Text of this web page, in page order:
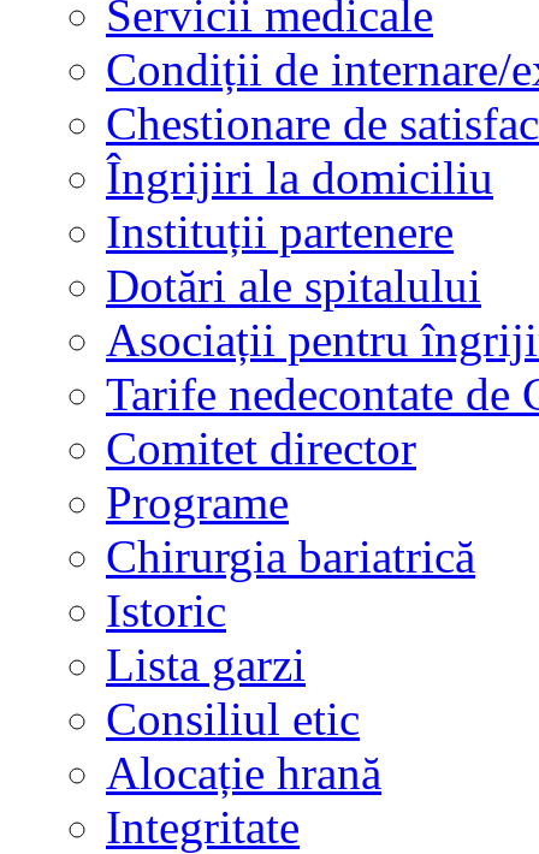
Servicii medicale
Condiții de internare/
Chestionare de
Îngrijiri la domiciliu
Instituții partenere
Dotări ale spitalului
Asociații pentru
Tarife nedecontate de
Comitet director
Programe
Chirurgia bariatrică
Istoric
Lista garzi
Consiliul etic
Alocație hrană
Integritate